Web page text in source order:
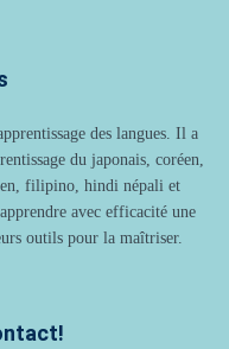
des langues. Il a
du japonais, coréen,
filipino, hindi népali et
avec efficacité une
outils pour la maîtriser.